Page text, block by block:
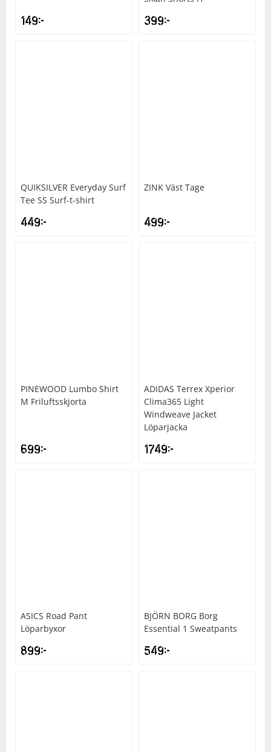
149kr 399kr
QUIKSILVER Everyday Surf
Tee SS Surf-t-shirt
449kr
ZINK Väst Tage
499kr
PINEWOOD Lumbo Shirt
M Friluftsskjorta
699kr
ADIDAS Terrex Xperior
Clima365 Light
Windweave Jacket
Löparjacka
1749kr
ASICS Road Pant
Löparbyxor
899kr
BJÖRN BORG Borg
Essential 1 Sweatpants
549kr